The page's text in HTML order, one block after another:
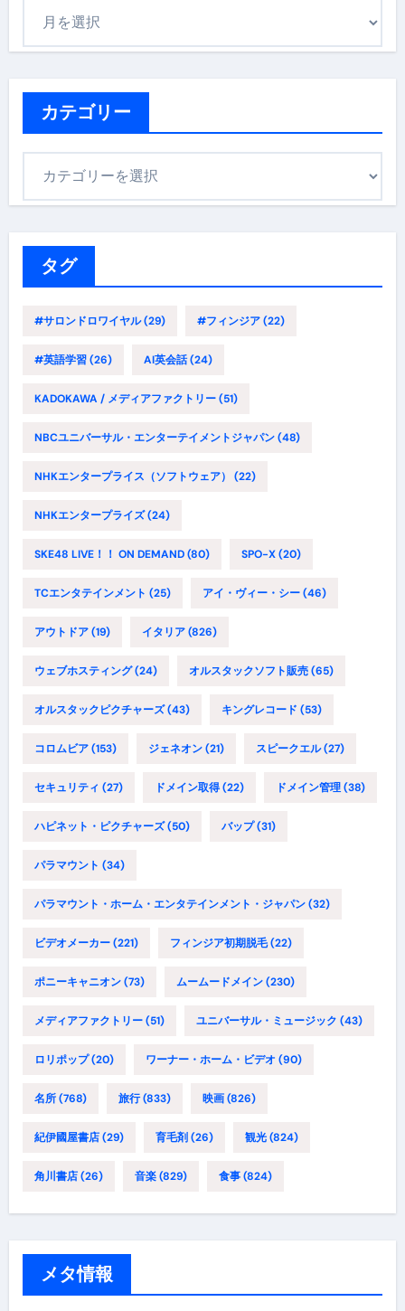
カテゴリー
タグ
#サロンドロワイヤル(29) #フィンジア(22)
#英語学習(26) AI英会話(24)
KADOKAWA / メディアファクトリー(51)
NBCユニバーサル・エンターテイメントジャパン(48)
NHKエンタープライス（ソフトウェア） (22)
NHKエンタープライズ(24)
SKE48 LIVE！！ ON DEMAND(80) SPO-X(20)
TCエンタテインメント (25) アイ・ヴィー・シー(46)
アウトドア(19) イタリア(826)
ウェブホスティング(24) オルスタックソフト販売(65)
オルスタックピクチャーズ(43) キングレコード (53)
コロムビア(153) ジェネオン(21) スピークエル(27)
セキュリティ (27) ドメイン取得(22) ドメイン管理(38)
ハピネット・ピクチャーズ(50) バップ(31)
パラマウント (34)
パラマウント・ホーム・エンタテインメント・ジャパン(32)
ビデオメーカー(221) フィンジア初期脱毛(22)
ポニーキャニオン(73) ムームードメイン(230)
メディアファクトリー(51) ユニバーサル・ミュージック (43)
ロリポップ(20) ワーナー・ホーム・ビデオ (90)
名所(768) 旅行(833) 映画(826)
紀伊國屋書店(29) 育毛剤(26) 観光(824)
角川書店(26) 音楽(829) 食事(824)
メタ情報